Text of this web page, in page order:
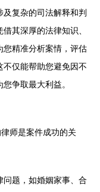
复杂的司法解释和判
其深厚的法律知识、
您精准分析案情，评估
仅能帮助您避免因不
争取最大利益。
师是案件成功的关
问题，如婚姻家事、合